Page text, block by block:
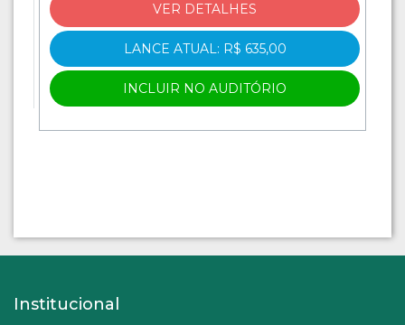
VER DETALHES
LANCE ATUAL: R$ 635,00
INCLUIR NO AUDITÓRIO
Institucional